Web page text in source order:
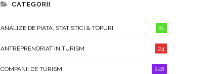
CATEGORII
ANALIZE DE PIATA, STATISTICI & TOPURI 61
ANTREPRENORIAT IN TURISM 24
COMPANII DE TURISM 248